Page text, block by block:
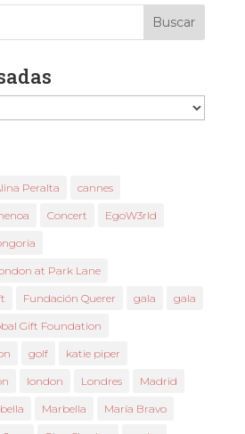
Peralta cannes
Concert EgoW3rld
at Park Lane
Fundación Querer gala gala
Gift Foundation
golf katie piper
london Londres Madrid
Marbella María Bravo